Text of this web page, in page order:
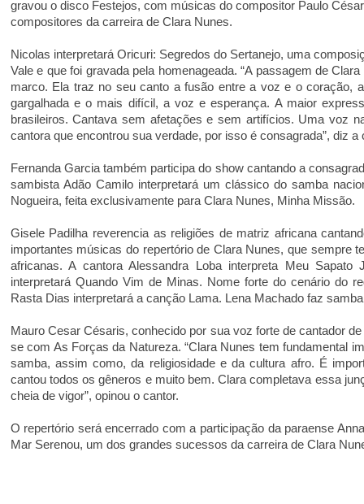
gravou o disco Festejos, com músicas do compositor Paulo
compositores da carreira de Clara Nunes.
Nicolas interpretará Oricuri: Segredos do Sertanejo, uma
Vale e que foi gravada pela homenageada. “A passagem de
marco. Ela traz no seu canto a fusão entre a voz e o coração,
gargalhada e o mais difícil, a voz e esperança. A maior
brasileiros. Cantava sem afetações e sem artifícios. Uma voz
cantora que encontrou sua verdade, por isso é consagrada”, diz a
Fernanda Garcia também participa do show cantando a
sambista Adão Camilo interpretará um clássico do samba
Nogueira, feita exclusivamente para Clara Nunes, Minha Missão.
Gisele Padilha reverencia as religiões de matriz africana
importantes músicas do repertório de Clara Nunes, que sempre
africanas. A cantora Alessandra Loba interpreta Meu Sapato
interpretará Quando Vim de Minas. Nome forte do cenário do
Rasta Dias interpretará a canção Lama. Lena Machado faz
Mauro Cesar Césaris, conhecido por sua voz forte de cantador
se com As Forças da Natureza. “Clara Nunes tem fundamental
samba, assim como, da religiosidade e da cultura afro. É
cantou todos os gêneros e muito bem. Clara completava essa
cheia de vigor”, opinou o cantor.
O repertório será encerrado com a participação da paraense
Mar Serenou, um dos grandes sucessos da carreira de Clara